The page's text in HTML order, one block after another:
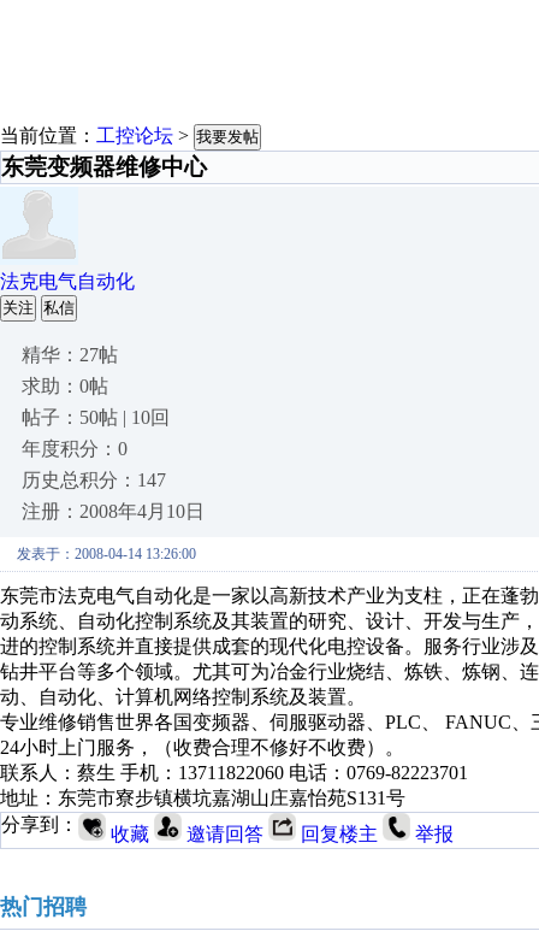
当前位置： 工控论坛 > 我要发帖
东莞变频器维修中心
法克电气自动化
关注 私信
精华：27帖
求助：0帖
帖子：50帖 | 10回
年度积分：0
历史总积分：147
注册：2008年4月10日
发表于：2008-04-14 13:26:00
东莞市法克电气自动化是一家以高新技术产业为支柱，正在蓬
动系统、自动化控制系统及其装置的研究、设计、开发与生产
进的控制系统并直接提供成套的现代化电控设备。服务行业涉
钻井平台等多个领域。尤其可为冶金行业烧结、炼铁、炼钢、
动、自动化、计算机网络控制系统及装置。
专业维修销售世界各国变频器、伺服驱动器、PLC、 FANUC
24小时上门服务，（收费合理不修好不收费）。
联系人：蔡生 手机：13711822060 电话：0769-82223701
地址：东莞市寮步镇横坑嘉湖山庄嘉怡苑S131号
分享到：
收藏 邀请回答 回复楼主 举报
热门招聘